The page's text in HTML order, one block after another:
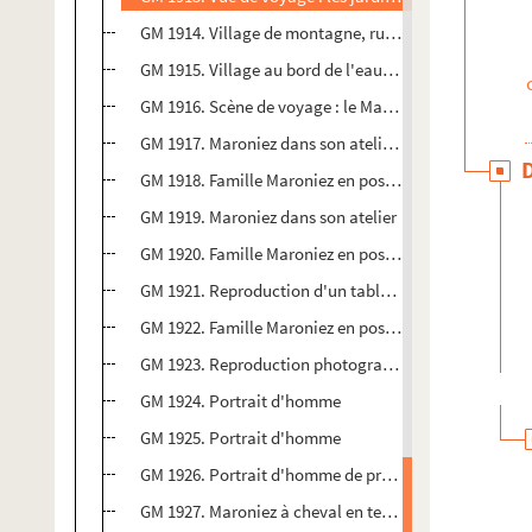
GM 1914. Village de montagne, rue passante
GM 1915. Village au bord de l'eau entouré de gros
GM 1916. Scène de voyage : le Maghreb. Jour de
GM 1917. Maroniez dans son atelier devant sa
GM 1918. Famille Maroniez en pose au jardin
GM 1919. Maroniez dans son atelier
GM 1920. Famille Maroniez en pose au jardin
GM 1921. Reproduction d'un tableau représentant une
GM 1922. Famille Maroniez en pose au jardin
GM 1923. Reproduction photographique d'un tableau
GM 1924. Portrait d'homme
GM 1925. Portrait d'homme
GM 1926. Portrait d'homme de profil
GM 1927. Maroniez à cheval en tenue de militaire